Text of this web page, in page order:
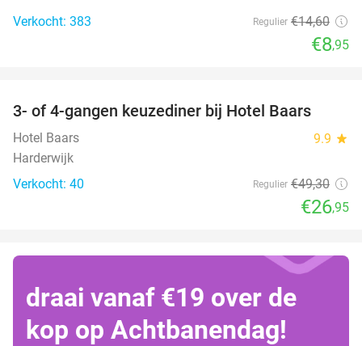
Verkocht: 383
Regulier €14,60
€8,95
3- of 4-gangen keuzediner bij Hotel Baars
Hotel Baars 9.9 star
Harderwijk
Verkocht: 40
Regulier €49,30
€26,95
draai vanaf €19 over de
kop op Achtbanendag!